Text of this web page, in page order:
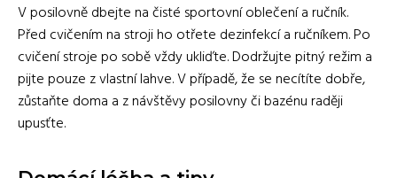
V posilovně dbejte na čisté sportovní oblečení a ručník.
Před cvičením na stroji ho otřete dezinfekcí a ručníkem. Po
cvičení stroje po sobě vždy ukliďte. Dodržujte pitný režim a
pijte pouze z vlastní lahve. V případě, že se necítíte dobře,
zůstaňte doma a z návštěvy posilovny či bazénu raději
upusťte.